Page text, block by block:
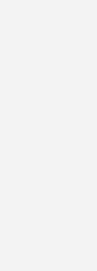
in Betrieb genommener
Windparks sind
erneut das bundesweit
windhöffigen
sehr hohe auf
bis Sieben-Megawatt-
können, blieben
weitreichenden Plänen
Länder Rheinland-
225,5 und 187,2
für Nordwesten,
alarmiert
Turbinen mit 5,23